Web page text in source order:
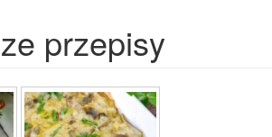
przepisy